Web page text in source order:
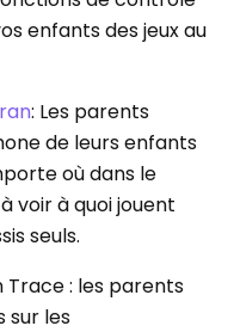
enfants des jeux au
: Les parents
de leurs enfants
où dans le
voir à quoi jouent
seuls.
: les parents
sur les